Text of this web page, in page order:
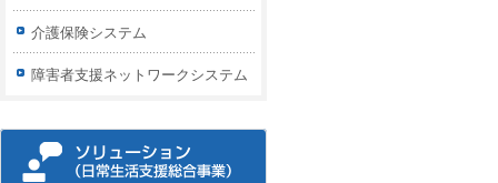
介護保険システム
障害者支援ネットワークシステム